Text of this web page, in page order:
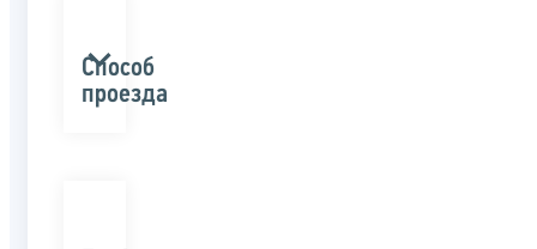
Способ
проезда